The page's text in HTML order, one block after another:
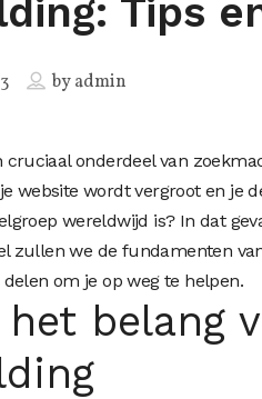
Tips
byadmin
onderdeel van
website wordt vergroot en je
wereldwijd is? In dat
zullen we de fundamenten
om je op weg te helpen.
het belang